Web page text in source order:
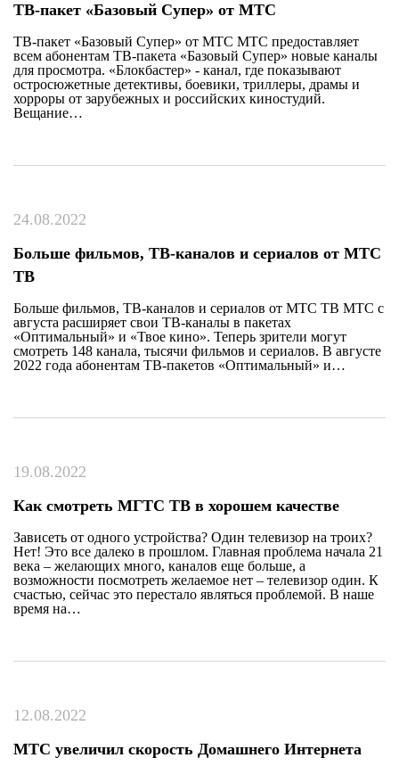
ТВ-пакет «Базовый Супер» от МТС
ТВ-пакет «Базовый Супер» от МТС МТС предоставляет
всем абонентам ТВ-пакета «Базовый Супер» новые каналы
для просмотра. «Блокбастер» - канал, где показывают
остросюжетные детективы, боевики, триллеры, драмы и
хорроры от зарубежных и российских киностудий.
Вещание…
24.08.2022
Больше фильмов, ТВ-каналов и сериалов от МТС
ТВ
Больше фильмов, ТВ-каналов и сериалов от МТС ТВ МТС с
августа расширяет свои ТВ-каналы в пакетах
«Оптимальный» и «Твое кино». Теперь зрители могут
смотреть 148 канала, тысячи фильмов и сериалов. В августе
2022 года абонентам ТВ-пакетов «Оптимальный» и…
19.08.2022
Как смотреть МГТС ТВ в хорошем качестве
Зависеть от одного устройства? Один телевизор на троих?
Нет! Это все далеко в прошлом. Главная проблема начала 21
века – желающих много, каналов еще больше, а
возможности посмотреть желаемое нет – телевизор один. К
счастью, сейчас это перестало являться проблемой. В наше
время на…
12.08.2022
МТС увеличил скорость Домашнего Интернета